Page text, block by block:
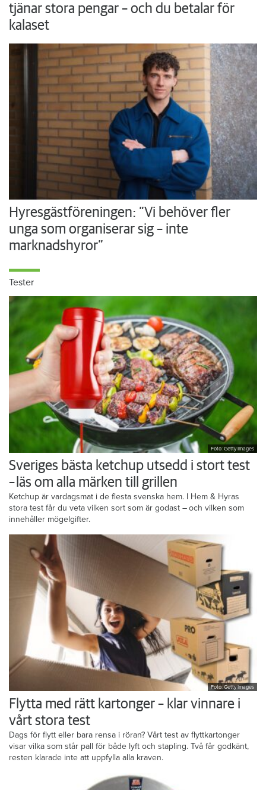
tjänar stora pengar – och du betalar för
kalaset
Hyresgästföreningen: ”Vi behöver fler
unga som organiserar sig – inte
marknadshyror”
Tester
Foto: Getty Images
Sveriges bästa ketchup utsedd i stort test
– läs om alla märken till grillen
Ketchup är vardagsmat i de flesta svenska hem. I Hem & Hyras
stora test får du veta vilken sort som är godast – och vilken som
innehåller mögelgifter.
Foto: Getty Images
Flytta med rätt kartonger – klar vinnare i
vårt stora test
Dags för flytt eller bara rensa i röran? Vårt test av flyttkartonger
visar vilka som står pall för både lyft och stapling. Två får godkänt,
resten klarade inte att uppfylla alla kraven.